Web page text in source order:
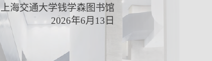
上海交通大学钱学森图书馆
2026年6月 13 日